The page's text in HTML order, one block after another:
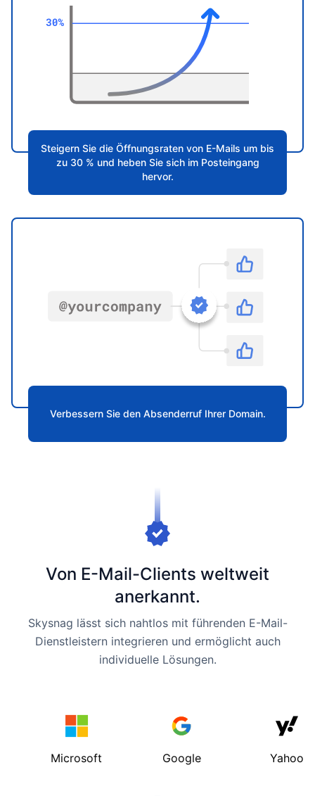
Steigern Sie die Öffnungsraten von E-Mails um bis
zu 30 % und heben Sie sich im Posteingang
hervor.
Verbessern Sie den Absenderruf Ihrer Domain.
Von E-Mail-Clients weltweit
anerkannt.
Skysnag lässt sich nahtlos mit führenden E-Mail-
Dienstleistern integrieren und ermöglicht auch
individuelle Lösungen.
Microsoft Google Yahoo